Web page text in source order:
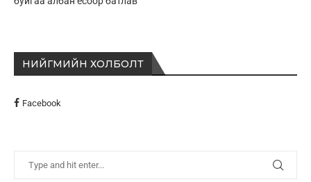
НИЙГМИЙН ХОЛБОЛТ
Facebook